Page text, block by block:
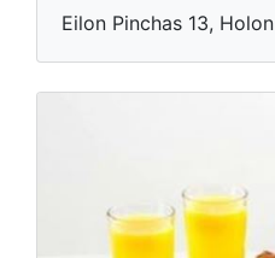
Eilon Pinchas 13, Holon